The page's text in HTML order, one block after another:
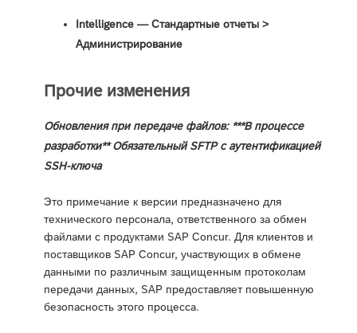
Intelligence — Стандартные отчеты >
Администрирование
Прочие изменения
Обновления при передаче файлов: ***В процессе
разработки** Обязательный SFTP с аутентификацией
SSH-ключа
Это примечание к версии предназначено для
технического персонала, ответственного за обмен
файлами с продуктами SAP Concur. Для клиентов и
поставщиков SAP Concur, участвующих в обмене
данными по различным защищенным протоколам
передачи данных, SAP предоставляет повышенную
безопасность этого процесса.